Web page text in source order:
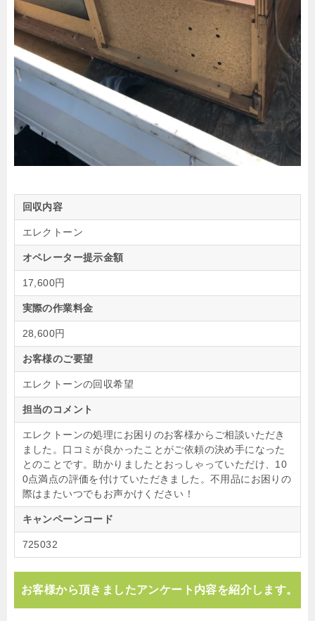
回収内容
エレクトーン
オペレーター提示金額
17,600円
実際の作業料金
28,600円
お客様のご要望
エレクトーンの回収希望
担当のコメント
エレクトーンの処理にお困りのお客様からご相談いただき
ました。口コミが良かったことがご依頼の決め手になった
とのことです。助かりましたとおっしゃっていただけ、10
0点満点の評価を付けていただきました。不用品にお困りの
際はまたいつでもお声かけください！
キャンペーンコード
725032
お客様から頂きましたアンケート内容を紹介します。